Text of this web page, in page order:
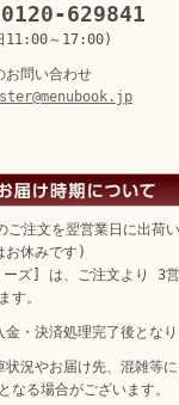
629841
11:00～17:00)
お問い合わせ
ご注文を翌営業日に出荷い
お休みです)
ズ] は、ご注文より 3
す。
・決済処理完了後となり
状況やお届け先、混雑等
なる場合がございます。